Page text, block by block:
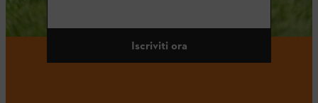
Iscriviti ora